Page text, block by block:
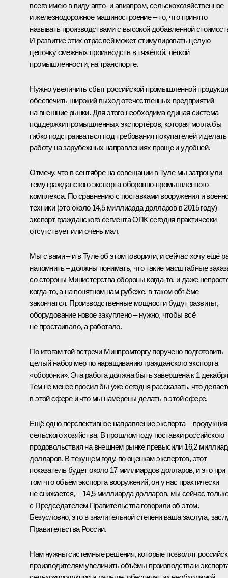
всего имею в виду авто- и авиапром, сельскохозяйственное
и железнодорожное машиностроение – то, что принято
называть производствами с высокой добавленной
И развитие этих отраслей может стимулировать целую
цепочку смежных производств в тяжёлой, лёгкой
промышленности, на транспорте.
Нужно увеличить сбыт российской промышленной
обеспечить широкий выход отечественных предприятий
на внешние рынки. Для этого необходима единая система
поддержки промышленных экспортёров, которая могла бы
гибко подстраиваться под требования покупателей и делать
работу на зарубежных направлениях проще и удобней.
Отмечу, что в сентябре на совещании в Туле мы затронули
тему гражданского экспорта оборонно-промышленного
комплекса. По сравнению с поставками вооружения и
техники (это около 14,5 миллиарда долларов в 2015 году)
экспорт гражданского сегмента ОПК сегодня практически
отсутствует или очень мал.
Мы с вами – и в Туле об этом говорили, и сейчас хочу ещё
напомнить – должны понимать, что такие масштабные
со стороны Министерства обороны когда‑то, и даже
когда‑то, а на понятном нам рубеже, в таком объёме
закончатся. Производственные мощности будут развиты,
оборудование новое закуплено – нужно, чтобы всё
не простаивало, а работало.
По итогам той встречи Минпромторгу поручено подготовить
целый набор мер по наращиванию гражданского экспорта
«оборонки». Эта работа должна быть завершена к 1
Тем не менее просил бы уже сегодня рассказать, что
в этой сфере и что мы намерены делать в этой сфере.
Ещё одно перспективное направление экспорта – продукция
сельского хозяйства. В прошлом году поставки российского
продовольствия на внешнем рынке превысили 16,2
долларов. В текущем году, по оценкам экспертов, этот
показатель будет около 17 миллиардов долларов, и это при
том что объём экспорта вооружений, он у нас практически
не снижается, – 14,5 миллиарда долларов, мы сейчас
с Председателем Правительства говорили об этом.
Безусловно, это в значительной степени ваша заслуга,
Правительства России.
Нам нужны системные решения, которые позволят
производителям увеличить объёмы производства и